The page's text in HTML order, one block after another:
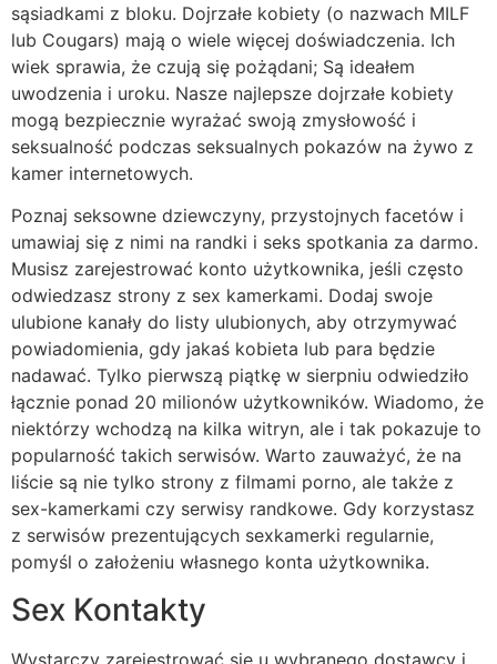
sąsiadkami z bloku. Dojrzałe kobiety (o nazwach MILF
lub Cougars) mają o wiele więcej doświadczenia. Ich
wiek sprawia, że czują się pożądani; Są ideałem
uwodzenia i uroku. Nasze najlepsze dojrzałe kobiety
mogą bezpiecznie wyrażać swoją zmysłowość i
seksualność podczas seksualnych pokazów na żywo z
kamer internetowych.
Poznaj seksowne dziewczyny, przystojnych facetów i
umawiaj się z nimi na randki i seks spotkania za darmo.
Musisz zarejestrować konto użytkownika, jeśli często
odwiedzasz strony z sex kamerkami. Dodaj swoje
ulubione kanały do listy ulubionych, aby otrzymywać
powiadomienia, gdy jakaś kobieta lub para będzie
nadawać. Tylko pierwszą piątkę w sierpniu odwiedziło
łącznie ponad 20 milionów użytkowników. Wiadomo, że
niektórzy wchodzą na kilka witryn, ale i tak pokazuje to
popularność takich serwisów. Warto zauważyć, że na
liście są nie tylko strony z filmami porno, ale także z
sex-kamerkami czy serwisy randkowe. Gdy korzystasz
z serwisów prezentujących sexkamerki regularnie,
pomyśl o założeniu własnego konta użytkownika.
Sex Kontakty
Wystarczy zarejestrować się u wybranego dostawcy i